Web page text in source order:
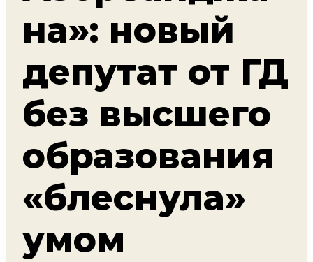
на»: новый
депутат от ГД
без высшего
образования
«блеснула»
умом